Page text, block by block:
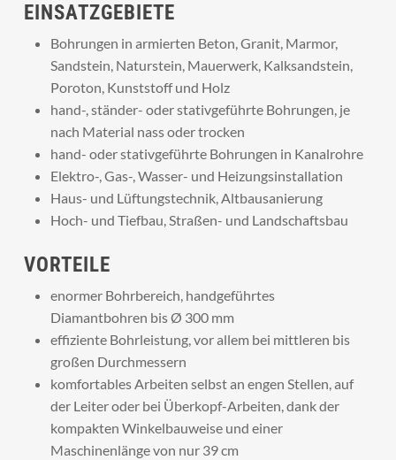
EINSATZGEBIETE
Bohrungen in armierten Beton, Granit, Marmor,
Sandstein, Naturstein, Mauerwerk, Kalksandstein,
Poroton, Kunststoff und Holz
hand-, ständer- oder stativgeführte Bohrungen, je
nach Material nass oder trocken
hand- oder stativgeführte Bohrungen in Kanalrohre
Elektro-, Gas-, Wasser- und Heizungsinstallation
Haus- und Lüftungstechnik, Altbausanierung
Hoch- und Tiefbau, Straßen- und Landschaftsbau
VORTEILE
enormer Bohrbereich, handgeführtes
Diamantbohren bis Ø 300 mm
effiziente Bohrleistung, vor allem bei mittleren bis
großen Durchmessern
komfortables Arbeiten selbst an engen Stellen, auf
der Leiter oder bei Überkopf-Arbeiten, dank der
kompakten Winkelbauweise und einer
Maschinenlänge von nur 39 cm